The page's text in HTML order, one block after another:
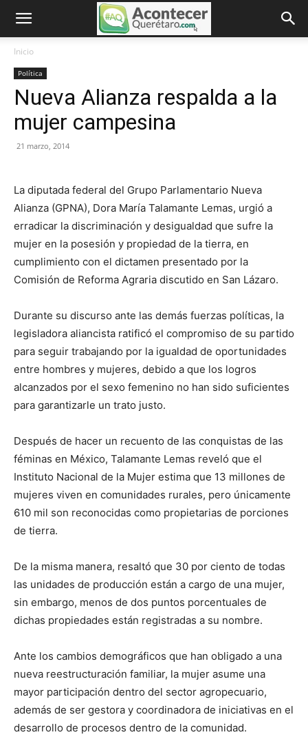
Inicio
Política
Nueva Alianza respalda a la
mujer campesina
21 marzo, 2014
La diputada federal del Grupo Parlamentario Nueva
Alianza (GPNA), Dora María Talamante Lemas, urgió a
erradicar la discriminación y desigualdad que sufre la
mujer en la posesión y propiedad de la tierra, en
cumplimiento con el dictamen presentado por la
Comisión de Reforma Agraria discutido en San Lázaro.
Durante su discurso ante las demás fuerzas políticas, la
legisladora aliancista ratificó el compromiso de su partido
para seguir trabajando por la igualdad de oportunidades
entre hombres y mujeres, debido a que los logros
alcanzados por el sexo femenino no han sido suficientes
para garantizarle un trato justo.
Después de hacer un recuento de las conquistas de las
féminas en México, Talamante Lemas reveló que el
Instituto Nacional de la Mujer estima que 13 millones de
mujeres viven en comunidades rurales, pero únicamente
610 mil son reconocidas como propietarias de porciones
de tierra.
De la misma manera, resaltó que 30 por ciento de todas
las unidades de producción están a cargo de una mujer,
sin embargo, menos de dos puntos porcentuales de
dichas propiedades están registradas a su nombre.
Ante los cambios demográficos que han obligado a una
nueva reestructuración familiar, la mujer asume una
mayor participación dentro del sector agropecuario,
además de ser gestora y coordinadora de iniciativas en el
desarrollo de procesos dentro de la comunidad.